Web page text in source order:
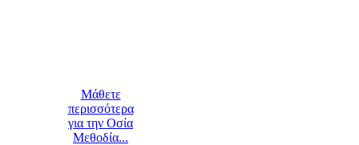
Μάθετε
περισσότερα
για την Οσία
Μεθοδία...